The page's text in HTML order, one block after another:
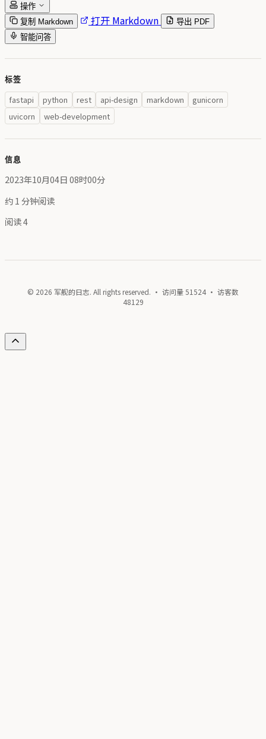
操作
复制 Markdown
打开 Markdown
导出 PDF
智能问答
标签
fastapi python rest api-design markdown
gunicorn
uvicorn
web-development
信息
2023年10月04日 08时00分
约 1 分钟阅读
阅读4
© 2026 军舰的日志. All rights reserved. · 访问量51524 · 访客数
48129